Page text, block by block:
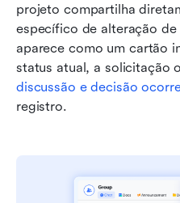
projeto compartilha
específico de alteração
aparece como um cartão
discussão e decisão
registro.